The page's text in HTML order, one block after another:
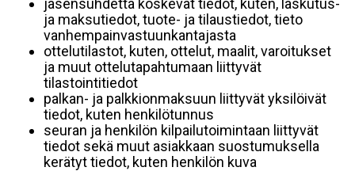
jäsensuhdetta koskevat tiedot, kuten, laskutus-
ja maksutiedot, tuote- ja tilaustiedot, tieto
vanhempainvastuunkantajasta
ottelutilastot, kuten, ottelut, maalit, varoitukset
ja muut ottelutapahtumaan liittyvät
tilastointitiedot
palkan- ja palkkionmaksuun liittyvät yksilöivät
tiedot, kuten henkilötunnus
seuran ja henkilön kilpailutoimintaan liittyvät
tiedot sekä muut asiakkaan suostumuksella
kerätyt tiedot, kuten henkilön kuva